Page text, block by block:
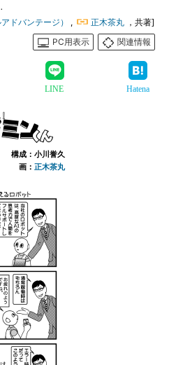
ドバンテージ） , 正木茶丸 ，共著]
PC用表示
関連情報
LINE Hatena
構成：小川誉久
画： 正木茶丸